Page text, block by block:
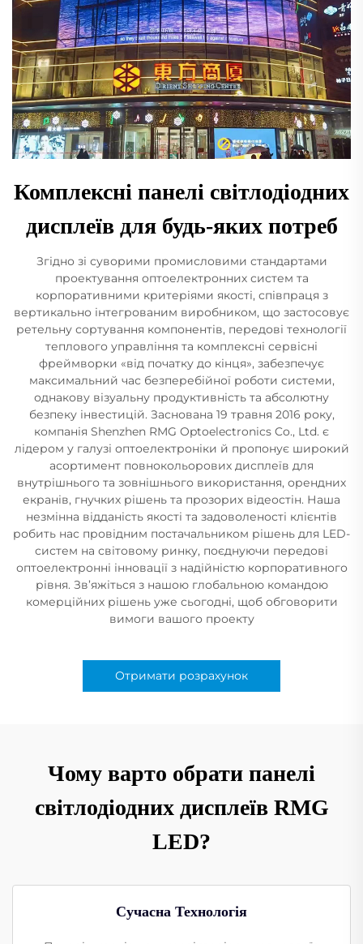
Комплексні панелі світлодіодних
дисплеїв для будь-яких потреб
Згідно зі суворими промисловими стандартами
проектування оптоелектронних систем та
корпоративними критеріями якості, співпраця з
вертикально інтегрованим виробником, що застосовує
ретельну сортування компонентів, передові технології
теплового управління та комплексні сервісні
фреймворки «від початку до кінця», забезпечує
максимальний час безперебійної роботи системи,
однакову візуальну продуктивність та абсолютну
безпеку інвестицій. Заснована 19 травня 2016 року,
компанія Shenzhen RMG Optoelectronics Co., Ltd. є
лідером у галузі оптоелектроніки й пропонує широкий
асортимент повнокольорових дисплеїв для
внутрішнього та зовнішнього використання, орендних
екранів, гнучких рішень та прозорих відеостін. Наша
незмінна відданість якості та задоволеності клієнтів
робить нас провідним постачальником рішень для LED-
систем на світовому ринку, поєднуючи передові
оптоелектронні інновації з надійністю корпоративного
рівня. Зв’яжіться з нашою глобальною командою
комерційних рішень уже сьогодні, щоб обговорити
вимоги вашого проекту
Отримати розрахунок
Чому варто обрати панелі
світлодіодних дисплеїв RMG
LED?
Сучасна Технологія